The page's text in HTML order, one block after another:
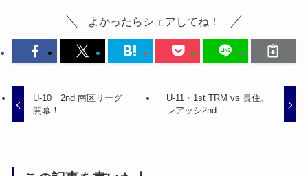
よかったらシェアしてね！
U-10 2nd 南区リーグ
開幕！
U-11・1st TRM vs 長住、
レアッシ2nd